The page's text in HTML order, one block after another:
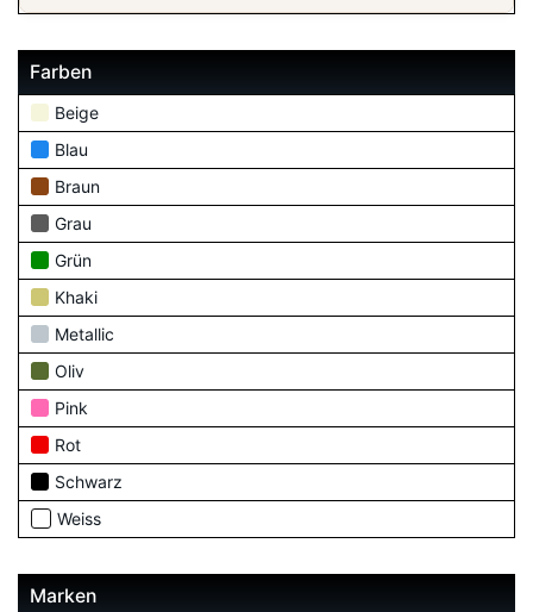
Farben
Beige
Blau
Braun
Grau
Grün
Khaki
Metallic
Oliv
Pink
Rot
Schwarz
Weiss
Marken